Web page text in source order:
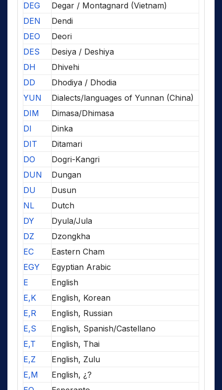
DEG
Degar / Montagnard (Vietnam)
DEN
Dendi
DEO
Deori
DES
Desiya / Deshiya
DH
Dhivehi
DD
Dhodiya / Dhodia
YUN
Dialects/languages of Yunnan (China)
DIM
Dimasa/Dhimasa
DI
Dinka
DIT
Ditamari
DO
Dogri-Kangri
DUN
Dungan
DU
Dusun
NL
Dutch
DY
Dyula/Jula
DZ
Dzongkha
EC
Eastern Cham
EGY
Egyptian Arabic
E
English
E,K
English, Korean
E,R
English, Russian
E,S
English, Spanish/Castellano
E,T
English, Thai
E,Z
English, Zulu
E,M
English, ¿?